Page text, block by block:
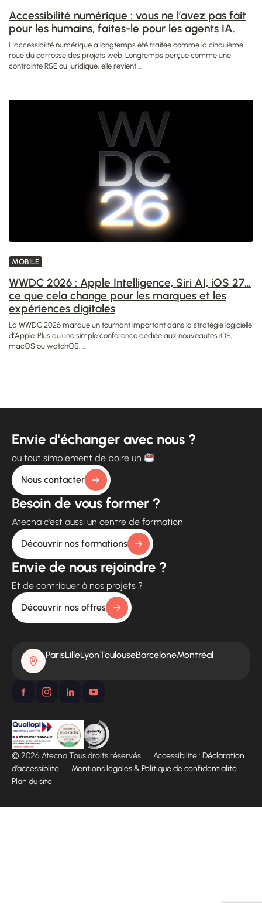
Accessibilité numérique : vous ne l’avez pas fait
pour les humains, faites-le pour les agents IA.
L'accessibilité numérique a longtemps été traitée comme la cinquième
roue du carrosse des projets web. Longtemps perçue comme une
contrainte RSE ou juridique, elle revient ...
MOBILE
WWDC 2026 : Apple Intelligence, Siri AI, iOS 27…
ce que cela change pour les marques et les
expériences digitales
La WWDC 2026 marque un tournant important dans la stratégie logicielle
d’Apple. Plus qu’une simple conférence dédiée aux nouveautés iOS,
macOS ou watchOS, ...
Envie d'échanger avec nous ?
ou tout simplement de boire un
Nous contacter
Besoin de vous former ?
Atecna c'est aussi un centre de formation
Découvrir nos formations
Envie de nous rejoindre ?
Et de contribuer à nos projets ?
Découvrir nos offres
ParisLilleLyonToulouseBarceloneMontréal
© 2026 Atecna Tous droits réservés | Accessibilité : Déclaration
d’accessiblité | Mentions légales & Politique de confidentialité |
Plan du site